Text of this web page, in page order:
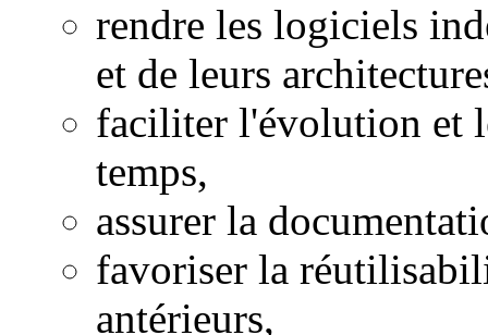
rendre les logiciels
et de leurs
faciliter l'évolution et
temps,
assurer la
favoriser la
antérieurs,